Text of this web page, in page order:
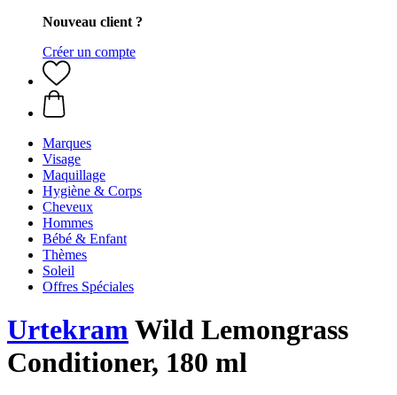
Nouveau client ?
Créer un compte
Marques
Visage
Maquillage
Hygiène & Corps
Cheveux
Hommes
Bébé & Enfant
Thèmes
Soleil
Offres Spéciales
UrtekramWild Lemongrass
Conditioner, 180 ml